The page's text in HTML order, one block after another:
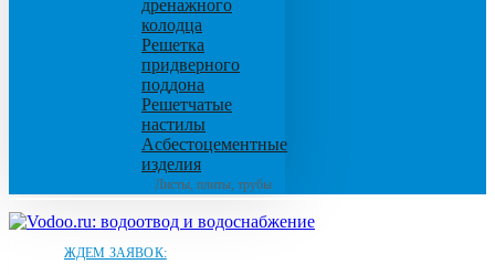
дренажного
колодца
Решетка
придверного
поддона
Решетчатые
настилы
Асбестоцементные
изделия
Листы, плиты, трубы
ЖДЕМ ЗАЯВОК: